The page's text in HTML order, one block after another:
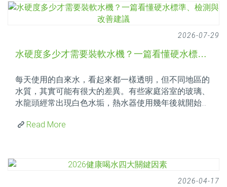
2026-07-29
水硬度多少才需要裝軟水機？一篇看懂硬水標準、檢測與改善建議
每天使用的自來水，看起來都一樣透明，但不同地區的
水質，其實可能有很大的差異。有些家庭浴室的玻璃、
水龍頭經常出現白色水垢，熱水器使用幾年後就開始效
理。這些問題，很多人第一時間會想到是不是清潔沒做
時，開始接觸「軟水機」。但另一個更常見的疑問是：
Read More
2026-04-17